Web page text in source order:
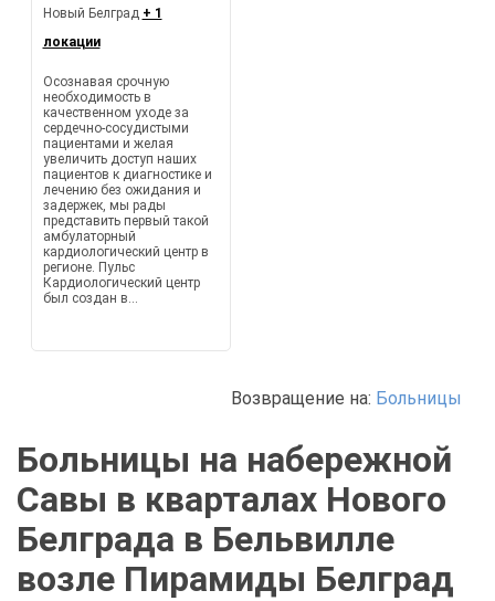
Новый Белград + 1
локации
Осознавая срочную
необходимость в
качественном уходе за
сердечно-сосудистыми
пациентами и желая
увеличить доступ наших
пациентов к диагностике и
лечению без ожидания и
задержек, мы рады
представить первый такой
амбулаторный
кардиологический центр в
регионе. Пульс
Кардиологический центр
был создан в...
Возвращение на: Больницы
Больницы на набережной
Савы в кварталах Нового
Белграда в Бельвилле
возле Пирамиды Белград